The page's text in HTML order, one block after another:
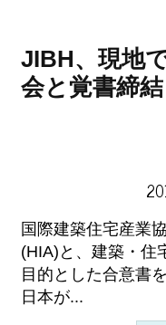
JIBH、現地
会と覚書締結
国際建築住宅産業
(HIA)と、建築・住
目的とした合意書
日本が...